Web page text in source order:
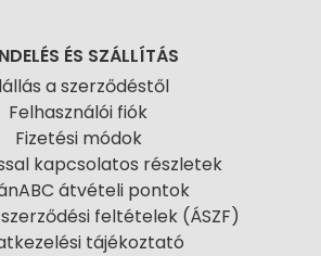
ÉS SZÁLLÍTÁS
a szerződéstől
Felhasználói fiók
Fizetési módok
kapcsolatos részletek
átvételi pontok
feltételek (ÁSZF)
tájékoztató